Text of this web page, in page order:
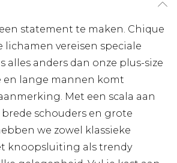
statement te maken. Chique
lichamen vereisen speciale
alles anders dan onze plus-size
en lange mannen komt
Met een scala aan
schouders en grote
we zowel klassieke
knoopsluiting als trendy